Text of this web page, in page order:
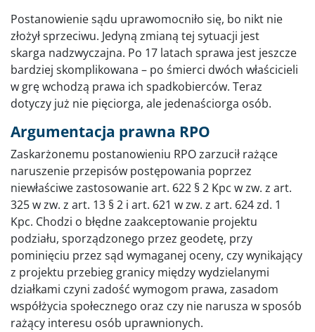
Postanowienie sądu uprawomocniło się, bo nikt nie
złożył sprzeciwu. Jedyną zmianą tej sytuacji jest
skarga nadzwyczajna. Po 17 latach sprawa jest jeszcze
bardziej skomplikowana – po śmierci dwóch właścicieli
w grę wchodzą prawa ich spadkobierców. Teraz
dotyczy już nie pięciorga, ale jedenaściorga osób.
Argumentacja prawna RPO
Zaskarżonemu postanowieniu RPO zarzucił rażące
naruszenie przepisów postępowania poprzez
niewłaściwe zastosowanie art. 622 § 2 Kpc w zw. z art.
325 w zw. z art. 13 § 2 i art. 621 w zw. z art. 624 zd. 1
Kpc. Chodzi o błędne zaakceptowanie projektu
podziału, sporządzonego przez geodetę, przy
pominięciu przez sąd wymaganej oceny, czy wynikający
z projektu przebieg granicy między wydzielanymi
działkami czyni zadość wymogom prawa, zasadom
współżycia społecznego oraz czy nie narusza w sposób
rażący interesu osób uprawnionych.